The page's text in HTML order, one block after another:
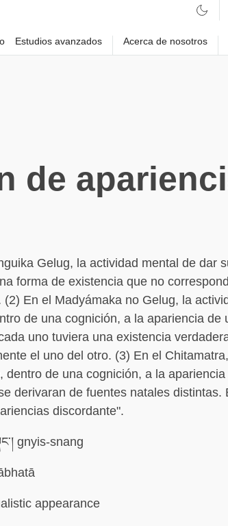
Estudios avanzados Acerca de nosotros
de
Gelug, la actividad mental de dar
forma de existencia que no
(2) En el Madyámaka no Gelug, la
de una cognición, a la apariencia de
uno tuviera una existencia
el uno del otro. (3) En el
dentro de una cognición, a la
derivaran de fuentes natales distintas.
discordante".
gnyis-snang
appearance